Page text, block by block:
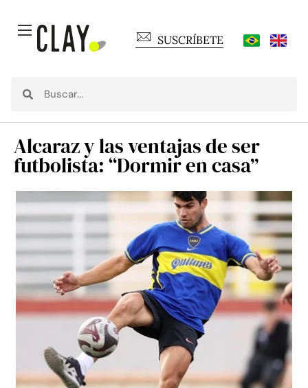
SUSCRÍBETE
Alcaraz y las ventajas de ser
futbolista: “Dormir en casa”